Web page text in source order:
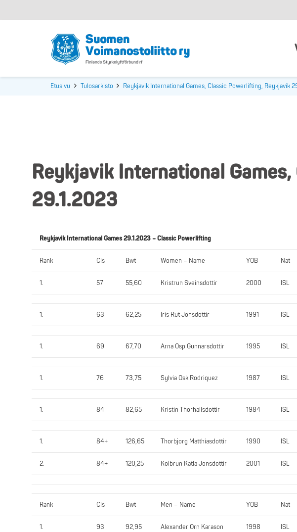
Etusivu Tulosarkisto Reykjavik International Games, Classic Powerlifting, Reykjavik
Reykjavik International
29.1.2023
Reykjavik International Games 29.1.2023 – Classic Powerlifting
Rank Cls Bwt Women – Name YOB Nat
1. 57 55,60 Kristrun Sveinsdottir 2000 ISL
1. 63 62,25 Iris Rut Jonsdottir 1991 ISL
1. 69 67,70 Arna Osp Gunnarsdottir 1995 ISL
1. 76 73,75 Sylvia Osk Rodriquez 1987 ISL
1. 84 82,65 Kristin Thorhallsdottir 1984 ISL
1. 84+ 126,65 Thorbjorg Matthiasdottir 1990 ISL
2. 84+ 120,25 Kolbrun Katla Jonsdottir 2001 ISL
Rank Cls Bwt Men – Name YOB Nat
1. 93 92,95 Alexander Orn Karason 1998 ISL